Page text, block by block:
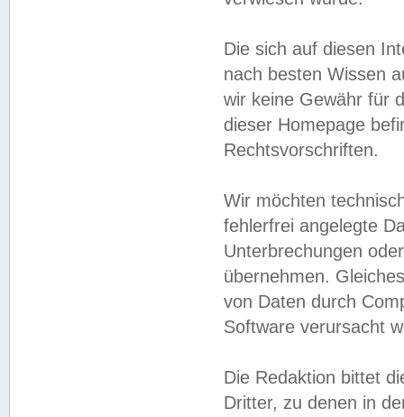
Die sich auf diesen
nach besten Wissen
wir keine Gewähr für
dieser Homepage
Rechtsvorschriften.
Wir möchten
fehlerfrei angelegte
Unterbrechungen
übernehmen.
von Daten durch
Software verursacht
Die Redaktion bittet
Dritter, zu denen in